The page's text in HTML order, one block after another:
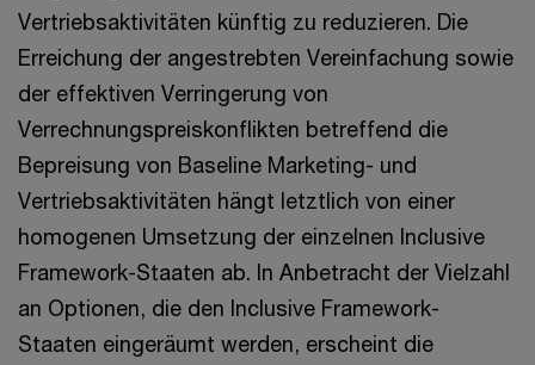
Vertriebsaktivitäten künftig zu reduzieren. Die
Erreichung der angestrebten Vereinfachung sowie
der effektiven Verringerung von
Verrechnungspreiskonflikten betreffend die
Bepreisung von Baseline Marketing- und
Vertriebsaktivitäten hängt letztlich von einer
homogenen Umsetzung der einzelnen Inclusive
Framework-Staaten ab. In Anbetracht der Vielzahl
an Optionen, die den Inclusive Framework-
Staaten eingeräumt werden, erscheint die